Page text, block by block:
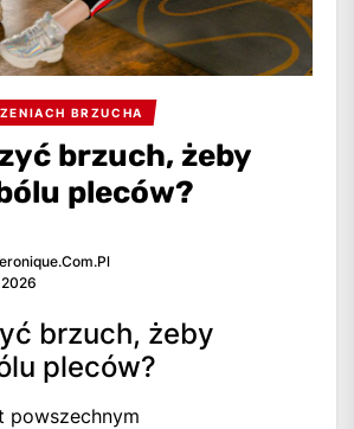
BRZUCHA
brzuch, żeby
pleców?
brzuch, żeby
pleców?
powszechnym